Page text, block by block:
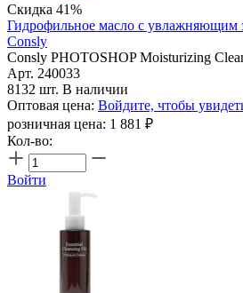
Скидка 41%
Гидрофильное масло с увлажняющим
Consly
Consly PHOTOSHOP Moisturizing
Арт. 240033
8132 шт. В наличии
Оптовая цена: Войдите, чтобы
розничная цена: 1 881 ₽
Кол-во:
Войти